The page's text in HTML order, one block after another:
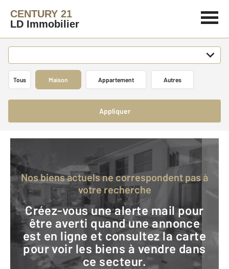
CENTURY 21
LD Immobilier
Tous Maison Appartement Autres
Appliquer
Nos biens actuels ne correspondent pas à
votre recherche
Créez-vous une alerte mail pour
être averti quand une annonce
est en ligne et consultez la carte
pour voir les biens à vendre dans
ce secteur.